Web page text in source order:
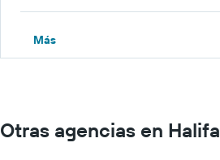
Más
Otras agencias en